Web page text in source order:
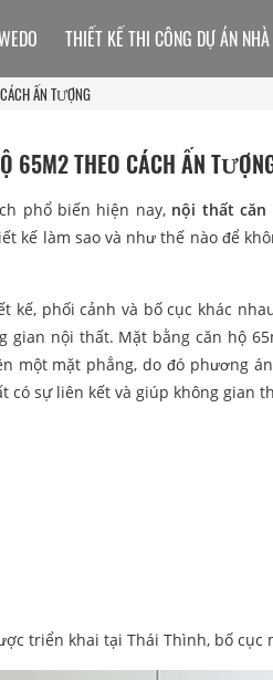
ẤN TƯỢNG
65M2 THEO CÁCH ẤN
phổ biến hiện nay, nội thất căn
kế làm sao và như thế nào để
kế, phối cảnh và bố cục khác
gian nội thất. Mặt bằng căn hộ
một mặt phẳng, do đó phương
có sự liên kết và giúp không gian
triển khai tại Thái Thình, bố cục
THIẾT KẾ THI CÔNG DỰ ÁN